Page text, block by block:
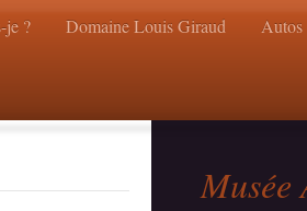
je ? Domaine Louis Giraud Autos